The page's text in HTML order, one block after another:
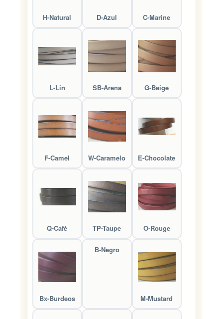
H-Natural D-Azul C-Marine
L-Lin SB-Arena G-Beige
F-Camel W-Caramelo E-Chocolate
Q-Café TP-Taupe O-Rouge
Bx-Burdeos
B-Negro
M-Mustard